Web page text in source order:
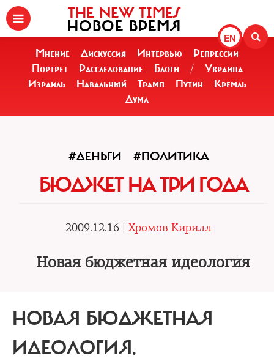
EN
THE NEW TIMES
НОВОЕ ВРЕМЯ
Мнение Дискуссия Интервью
Репрессии
Портрет
Расследование Блоги /
Украина
Израиль
Навальный Трамп Путин
Кремль
Дума
#ДЕНЬГИ #ПОЛИТИКА
БЮДЖЕТ НА ТРИ ГОДА
2009.12.16 | Хромов Кирилл
Новая бюджетная идеология
НОВАЯ БЮДЖЕТНАЯ
ИДЕОЛОГИЯ.